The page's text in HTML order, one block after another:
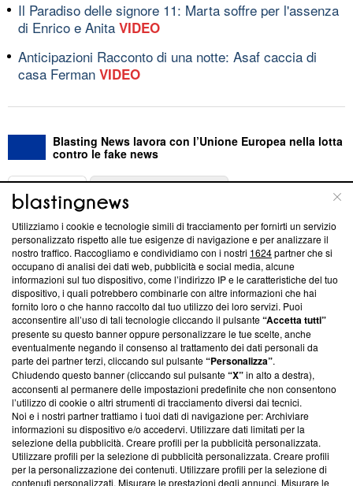
Il Paradiso delle signore 11: Marta soffre per l'assenza
di Enrico e Anita VIDEO
Anticipazioni Racconto di una notte: Asaf caccia di
casa Ferman VIDEO
Blasting News lavora con l’Unione Europea nella lotta
contro le fake news
ABOUT
Questa sezione offre informazioni trasparenti su Blasting
News, sui nostri processi editoriali e su come ci impegniamo a
creare news di qualità. Inoltre, afferma la nostra aderenza a
‘Trust Project - News with Integrity’Blasting News non è
ancora membro del programma, ma ha richiesto di farne
parte; Trust Project non ha ancora effettuato una verifica di
conformità agli standard.
Su di noi
Team editoriale
Corporate
Redazione
Informativa Privacy
Utilizziamo i cookie e tecnologie simili di tracciamento per fornirti un servizio
personalizzato rispetto alle tue esigenze di navigazione e per analizzare il
nostro traffico. Raccogliamo e condividiamo con i nostri 1624partner che si
occupano di analisi dei dati web, pubblicità e social media, alcune
informazioni sul tuo dispositivo, come l’indirizzo IP e le caratteristiche del tuo
dispositivo, i quali potrebbero combinarle con altre informazioni che hai
fornito loro o che hanno raccolto dal tuo utilizzo dei loro servizi. Puoi
acconsentire all’uso di tali tecnologie cliccando il pulsante“Accetta tutti”
presente su questo banner oppure personalizzare le tue scelte, anche
eventualmente negando il consenso al trattamento dei dati personali da
parte dei partner terzi, cliccando sul pulsante“Personalizza”.
Chiudendo questo banner (cliccando sul pulsante“X”in alto a destra),
acconsenti al permanere delle impostazioni predefinite che non consentono
l’utilizzo di cookie o altri strumenti di tracciamento diversi dai tecnici.
Noi e i nostri partner trattiamo i tuoi dati di navigazione per: Archiviare
informazioni su dispositivo e/o accedervi. Utilizzare dati limitati per la
selezione della pubblicità. Creare profili per la pubblicità personalizzata.
Utilizzare profili per la selezione di pubblicità personalizzata. Creare profili
per la personalizzazione dei contenuti. Utilizzare profili per la selezione di
contenuti personalizzati. Misurare le prestazioni degli annunci. Misurare le